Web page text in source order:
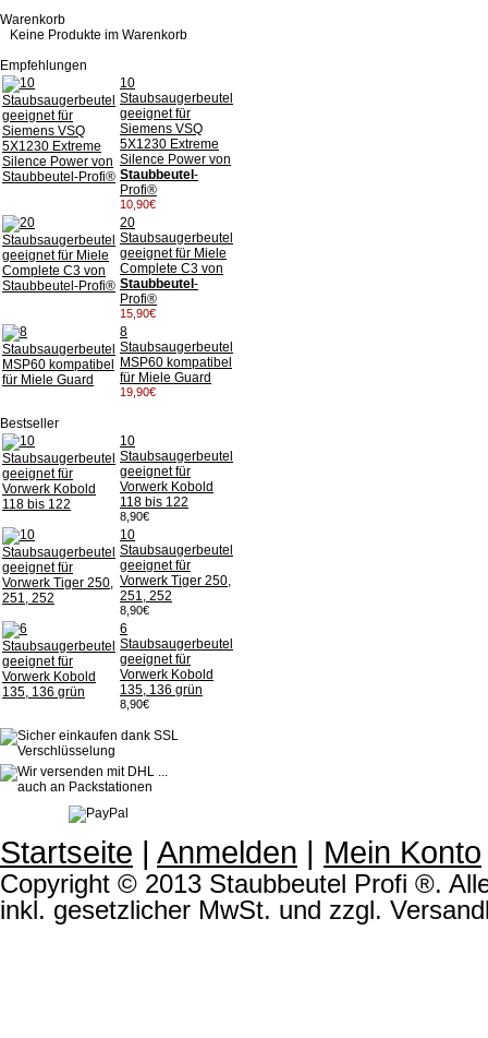
Warenkorb
Keine Produkte im Warenkorb
Empfehlungen
10
Staubsaugerbeutel
geeignet für
Siemens VSQ
5X1230 Extreme
Silence Power von
Staubbeutel -
Profi®
10,90€
20
Staubsaugerbeutel
geeignet für Miele
Complete C3 von
Staubbeutel -
Profi®
15,90€
8
Staubsaugerbeutel
MSP60 kompatibel
für Miele Guard
19,90€
Bestseller
10
Staubsaugerbeutel
geeignet für
Vorwerk Kobold
118 bis 122
8,90€
10
Staubsaugerbeutel
geeignet für
Vorwerk Tiger 250,
251, 252
8,90€
6
Staubsaugerbeutel
geeignet für
Vorwerk Kobold
135, 136 grün
8,90€
Startseite | Anmelden | Mein Konto
Copyright © 2013 Staubbeutel Profi ®.
inkl. gesetzlicher MwSt. und zzgl.